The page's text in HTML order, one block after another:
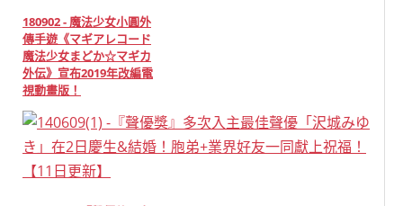
180902 - 魔法少女小圓外
傳手遊《マギアレコード
魔法少女まどか☆マギカ
外伝》宣布2019年改編電
視動畫版！